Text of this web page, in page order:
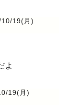
19(月)
よ
19(月)